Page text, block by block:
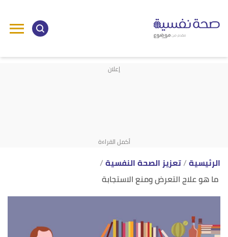
الرئيسية تعزيز الصحة النفسية
ما هو علاج التعرض ومنع الاستجابة